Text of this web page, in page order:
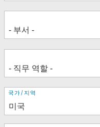
주
소
국가/지역